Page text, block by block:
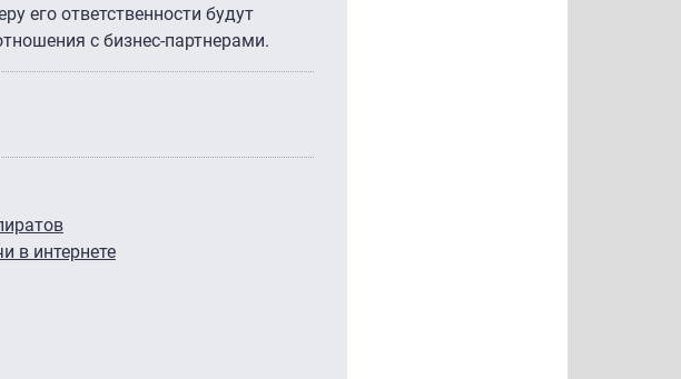
его ответственности будут
с бизнес-партнерами.
в интернете